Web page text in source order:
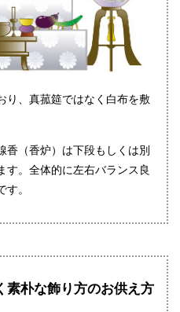
り、真菰筵ではなく白布を敷
香（香炉）は下段もしくは別
す。全体的に左右バランス良
。
素朴な飾り方のお供え方